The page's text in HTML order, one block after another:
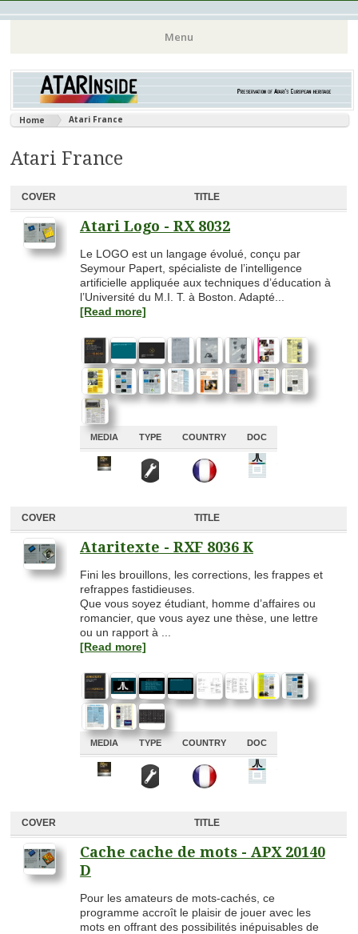
Atarinside
France Germany Italy UK Benelux)
Menu
Aller
contenu
principal
Home Atari France
Atari France
COVER TITLE
Atari Logo - RX 8032
Le LOGO est un langage évolué, conçu par
Seymour Papert, spécialiste de l’intelligence
artificielle appliquée aux techniques d’éducation à
l’Université du M.I. T. à Boston. Adapté...
[Read more]
MEDIA TYPE COUNTRY DOC
A
COVER TITLE
Ataritexte - RXF 8036 K
Fini les brouillons, les corrections, les frappes et
refrappes fastidieuses.
Que vous soyez étudiant, homme d’affaires ou
romancier, que vous ayez une thèse, une lettre
ou un rapport à ...
[Read more]
MEDIA TYPE COUNTRY DOC
A
COVER TITLE
Cache cache de mots - APX 20140
D
Pour les amateurs de mots-cachés, ce
programme accroît le plaisir de jouer avec les
mots en offrant des possibilités inépuisables de